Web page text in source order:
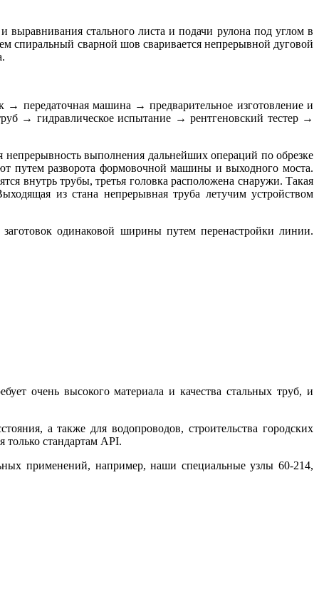
выравнивания стального листа и подачи рулона под углом в
спиральный сварной шов сваривается непрерывной дуговой
машина → предварительное изготовление и
→ гидравлическое испытание → рентгеновский тестер →
непрерывность выполнения дальнейших операций по обрезке
путем разворота формовочной машины и выходного моста.
внутрь трубы, третья головка расположена снаружи. Такая
из стана непрерывная труба летучим устройством
одинаковой ширины путем перенастройки линии.
очень высокого материала и качества стальных труб, и
а также для водопроводов, строительства городских
только стандартам API.
применений, например, наши специальные узлы 60-214,